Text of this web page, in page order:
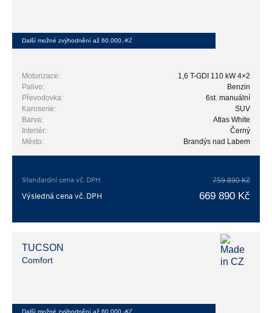
Další možné zvýhodnění až 60.000,-Kč
Motorizace:
1,6 T-GDI 110 kW 4×2
Palivo:
Benzin
Převodovka:
6st. manuální
Karoserie:
SUV
Barva:
Atlas White
Interiér:
Černý
Město:
Brandýs nad Labem
Standardní cena vč. DPH 759 890 Kč
Výsledná cena vč. DPH 669 890 Kč
TUCSON
Comfort
Další možné zvýhodnění až 60.000,-Kč